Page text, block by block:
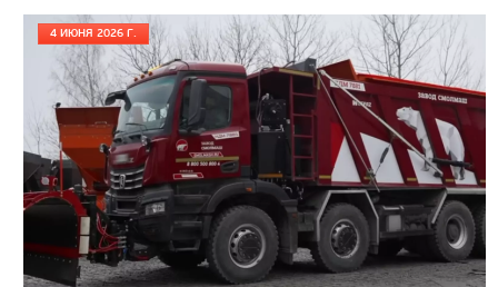
4 ИЮНЯ 2026 Г.